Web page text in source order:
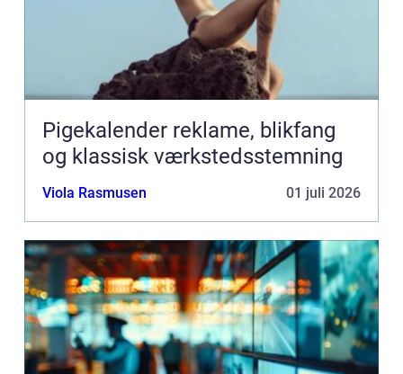
Pigekalender reklame, blikfang
og klassisk værkstedsstemning
Viola Rasmusen 01 juli 2026